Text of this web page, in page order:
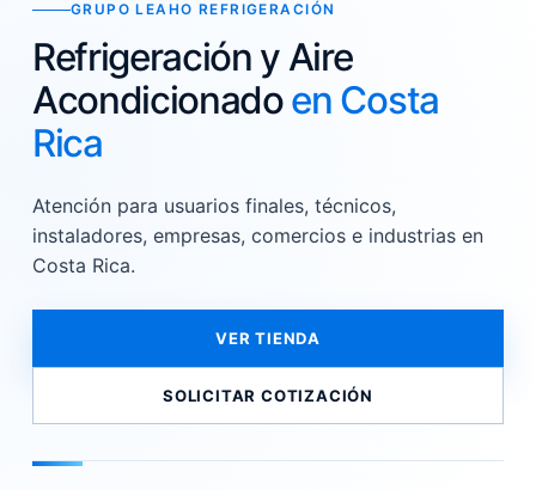
GRUPO LEAHO REFRIGERACIÓN
Refrigeración y Aire
Acondicionadoen Costa
Rica
Atención para usuarios finales, técnicos,
instaladores, empresas, comercios e industrias en
Costa Rica.
VER TIENDA
SOLICITAR COTIZACIÓN